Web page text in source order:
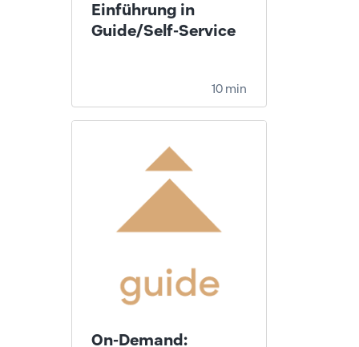
Einführung in
Guide/Self-Service
10 min
On-Demand: